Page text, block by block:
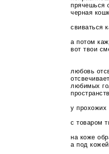
прячешься
черная
свиваться
а потом
вот твои
любовь
любимых
у прохожих
с товаром
на коже
а под